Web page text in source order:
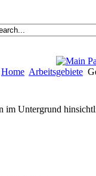
Home Arbeitsgebiete
im Untergrund